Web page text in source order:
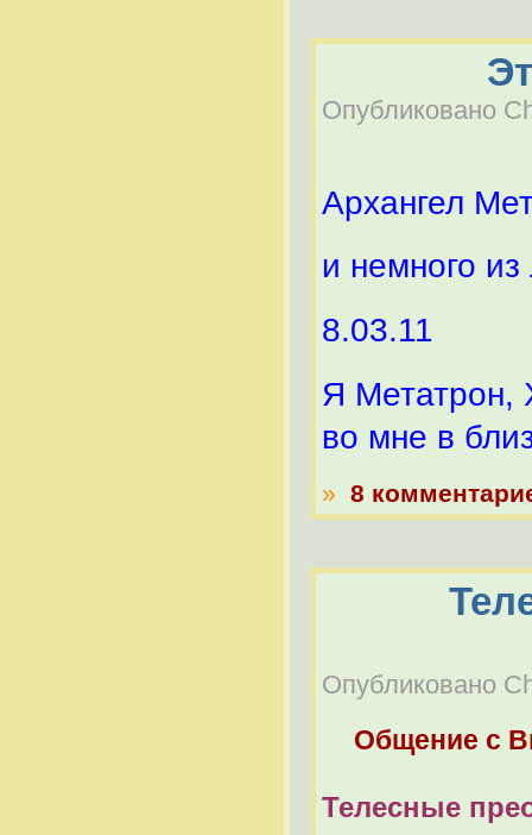
Опубликовано
Архангел
и немного из
8.03.11
Я Метатрон,
во мне в
» 8
Опубликовано
Общение с
Телесные